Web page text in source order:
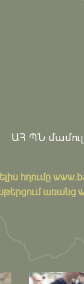
ԱՀ ՊՆ
հղումը
առանց